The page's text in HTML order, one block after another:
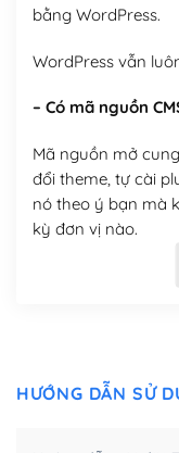
bằng WordPress.
WordPress vẫn
– Có mã nguồn
Mã nguồn mở
đổi theme, tự cài
nó theo ý bạn mà
kỳ đơn vị nào.
Việc của bạn là
Có thể tùy biến
– Thân thiện với
HƯỚNG DẪN SỬ